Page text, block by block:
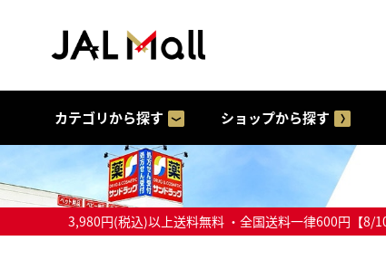
カテゴリから探す ショップから探す
3,980円(税込)以上送料無料 ・全国送料一律600円【8/